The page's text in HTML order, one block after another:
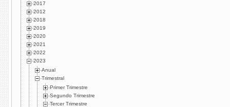
2017
2012
2018
2019
2020
2021
2022
2023
Anual
Trimestral
Primer Trimestre
Segundo Trimestre
Tercer Trimestre